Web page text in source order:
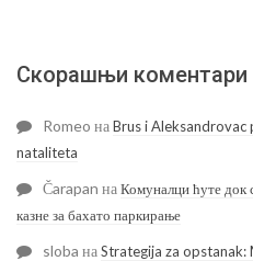
Скорашњи коментари
Romeo наBrus i Aleksandrovac
nataliteta
Čarapan наКомуналци ћуте док
казне за бахато паркирање
sloba наStrategija za